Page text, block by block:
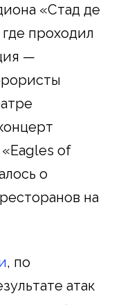
«Стад де
проходил
—
of
о
на
, по
атак